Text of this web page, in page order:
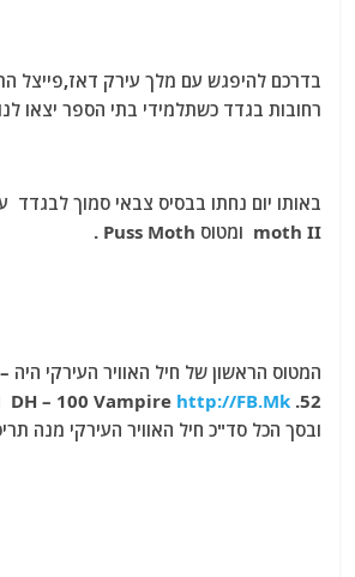
בדרכם להיפגש עם מלך עירק דאז,פייצל
רחובות בגדד כשתלמידי בתי הספר יצאו
moth II ומטוס Puss Moth .
DH – 100 Vampire http://FB.Mk
ובסך הכל סד"כ חיל האוויר העירקי מנה